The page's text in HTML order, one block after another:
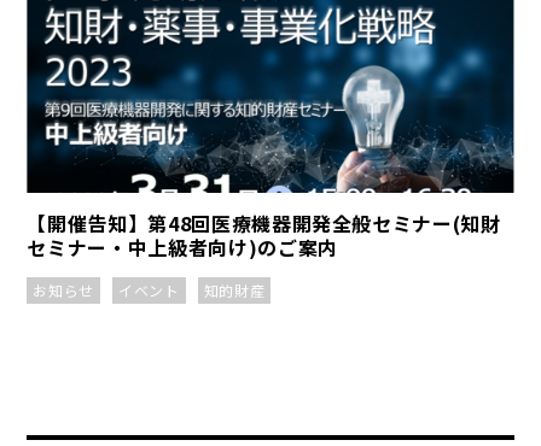
【開催告知】第48回医療機器開発全般セミナー(知財
セミナー・中上級者向け)のご案内
お知らせ イベント 知的財産